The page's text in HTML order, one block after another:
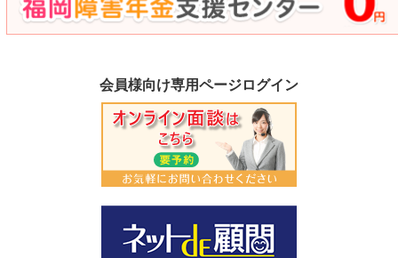
会員様向け専用ページログイン